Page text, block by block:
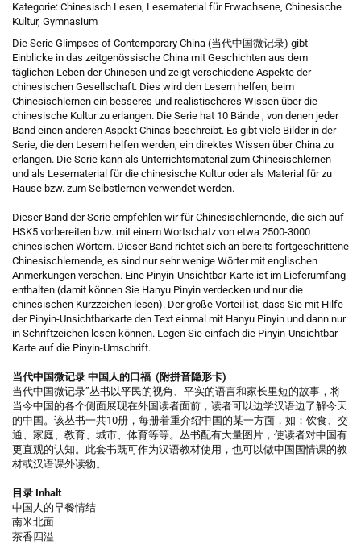
Kategorie: Chinesisch Lesen, Lesematerial für Erwachsene, Chinesische
Kultur, Gymnasium
Die Serie Glimpses of Contemporary China (当代中国微记录) gibt
Einblicke in das zeitgenössische China mit Geschichten aus dem
täglichen Leben der Chinesen und zeigt verschiedene Aspekte der
chinesischen Gesellschaft. Dies wird den Lesern helfen, beim
Chinesischlernen ein besseres und realistischeres Wissen über die
chinesische Kultur zu erlangen. Die Serie hat 10 Bände , von denen jeder
Band einen anderen Aspekt Chinas beschreibt. Es gibt viele Bilder in der
Serie, die den Lesern helfen werden, ein direktes Wissen über China zu
erlangen. Die Serie kann als Unterrichtsmaterial zum Chinesischlernen
und als Lesematerial für die chinesische Kultur oder als Material für zu
Hause bzw. zum Selbstlernen verwendet werden.
Dieser Band der Serie empfehlen wir für Chinesischlernende, die sich auf
HSK5 vorbereiten bzw. mit einem Wortschatz von etwa 2500-3000
chinesischen Wörtern. Dieser Band richtet sich an bereits fortgeschrittene
Chinesischlernende, es sind nur sehr wenige Wörter mit englischen
Anmerkungen versehen. Eine Pinyin-Unsichtbar-Karte ist im Lieferumfang
enthalten (damit können Sie Hanyu Pinyin verdecken und nur die
chinesischen Kurzzeichen lesen). Der große Vorteil ist, dass Sie mit Hilfe
der Pinyin-Unsichtbarkarte den Text einmal mit Hanyu Pinyin und dann nur
in Schriftzeichen lesen können. Legen Sie einfach die Pinyin-Unsichtbar-
Karte auf die Pinyin-Umschrift.
当代中国微记录 中国人的口福 (附拼音隐形卡)
当代中国微记录”丛书以平民的视角、平实的语言和家长里短的故事，将
当今中国的各个侧面展现在外国读者面前，读者可以边学汉语边了解今天
的中国。该丛书一共10册，每册着重介绍中国的某一方面，如：饮食、交
通、家庭、教育、城市、体育等等。丛书配有大量图片，使读者对中国有
更直观的认知。此套书既可作为汉语教材使用，也可以做中国国情课的教
材或汉语课外读物。
目录 Inhalt
中国人的早餐情结
南米北面
茶香四溢